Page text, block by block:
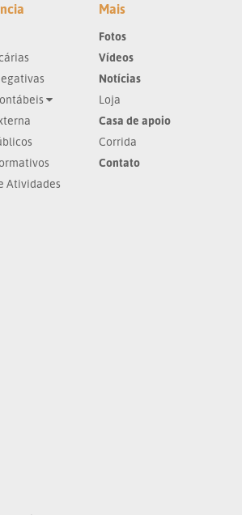
Atividades
Mais
Fotos
Vídeos
Notícias
Loja
Casa de apoio
Corrida
Contato